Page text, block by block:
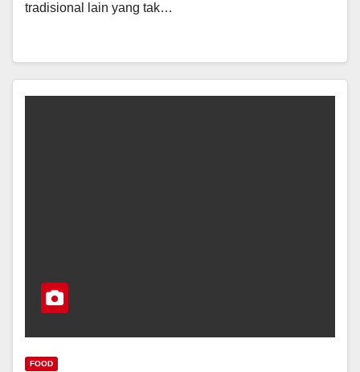
tradisional lain yang tak…
FOOD